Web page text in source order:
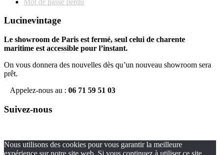
Lucinevintage
Le showroom de Paris est fermé, seul celui de charente
maritime est accessible pour l’instant.
On vous donnera des nouvelles dès qu’un nouveau showroom sera
prêt.
Appelez-nous au : 06 71 59 51 03
Suivez-nous
Nous utilisons des cookies pour vous garantir la meilleure